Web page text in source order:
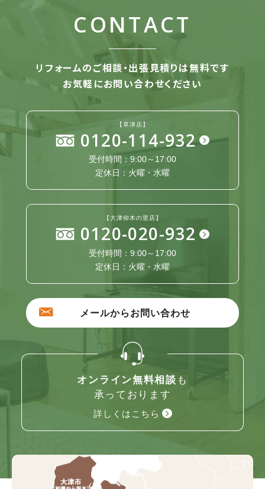
CONTACT
リフォームのご相談・出張見積りは無料です
お気軽にお問い合わせください
【草津店】
0120-114-932
受付時間：9:00～17:00
定休日：火曜・水曜
【大津仰木の里店】
0120-020-932
受付時間：9:00～17:00
定休日：火曜・水曜
メールからお問い合わせ
オンライン無料相談 も
承っております
詳しくはこちら